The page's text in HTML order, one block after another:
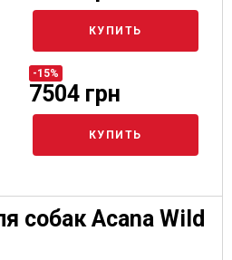
КУПИТЬ
-15%
7504 грн
КУПИТЬ
собак Acana Wild